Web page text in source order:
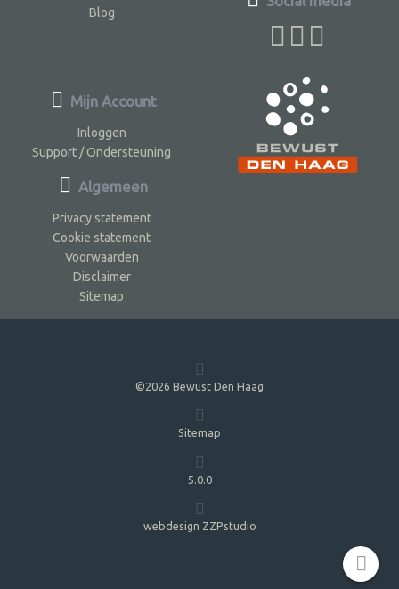
Blog
Mijn Account
Inloggen
Support / Ondersteuning
Algemeen
Privacy statement
Cookie statement
Voorwaarden
Disclaimer
Sitemap
©2026 Bewust Den Haag
Sitemap
5.0.0
webdesign ZZPstudio